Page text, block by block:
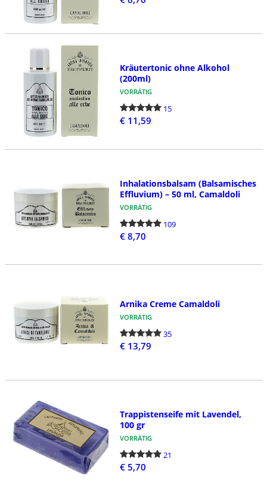
Kräutertonic ohne Alkohol
(200ml)
VORRÄTIG
15
€ 11,59
Inhalationsbalsam (Balsamisches
Effluvium) – 50 ml, Camaldoli
VORRÄTIG
109
€ 8,70
Arnika Creme Camaldoli
VORRÄTIG
35
€ 13,79
Trappistenseife mit Lavendel,
100 gr
VORRÄTIG
21
€ 5,70